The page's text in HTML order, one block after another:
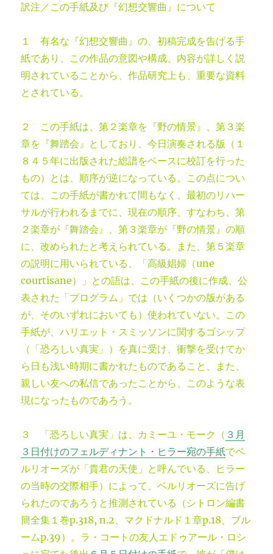
訳注／この手紙及び『幻想交響曲』について
１ 有名な『幻想交響曲』の、初稿完成を告げる手
紙であり、この作品の意図や構成、内容が詳しく説
明されていることから、作品研究上も、重要な資料
とされている。
２ この手紙は、第２楽章を『野の情景』、第３楽
章を『舞踏会』としており、今日演奏される版（１
８４５年に出版された総譜をベースに校訂を行った
もの）とは、順序が逆になっている。この点につい
ては、この手紙が書かれて間もなく、最初のリハー
サルが行われるまでに、現在の順序、すなわち、第
２楽章が『舞踏会』、第３楽章が『野の情景』の順
に、改められたと考えられている。また、第５楽章
の説明に用いられている、「高級娼婦（une
courtisane）」との語は、この手紙の後に作成、公
表された「プログラム」では（いくつかの版がある
が、そのいずれにおいても）使われていない。この
手紙が、ハリエット・スミッソンに関するゴシップ
（「恐ろしい真実」）を真に受け、衝撃を受けてか
ら日も浅い時期に書かれたものであること、また、
親しい友への私信であったことから、このような表
現になったものであろう。
３ 「恐ろしい真実」は、カミーユ・モーク（ ３月
３日付けのフェルディナント・ヒラー宛の手紙でベ
ルリオーズが「貴君の天使」と呼んでいる、ヒラー
の当時の交際相手）によって、ベルリオーズに告げ
られたのであろうと推測されている（シトロン編書
簡全集１巻p.318, n.2、マクドナルド１章p.18、ブル
ームp.39）。ラ・コートの友人エドゥアール・ロシ